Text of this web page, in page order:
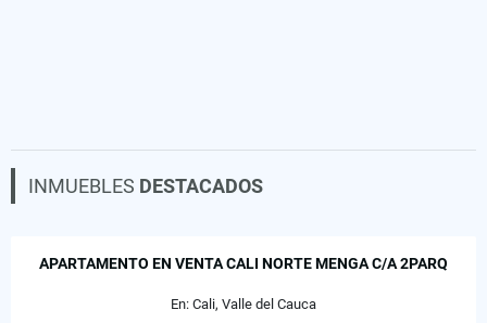
INMUEBLES DESTACADOS
APARTAMENTO EN VENTA CALI NORTE MENGA C/A 2PARQ
En: Cali, Valle del Cauca